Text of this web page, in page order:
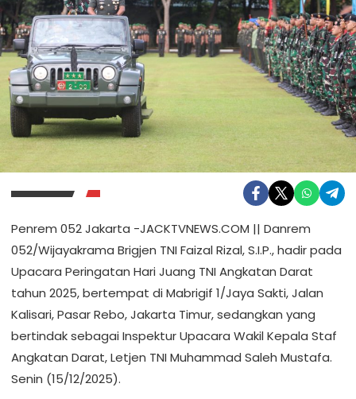
Penrem 052 Jakarta -JACKTVNEWS.COM || Danrem
052/Wijayakrama Brigjen TNI Faizal Rizal, S.I.P., hadir pada
Upacara Peringatan Hari Juang TNI Angkatan Darat
tahun 2025, bertempat di Mabrigif 1/Jaya Sakti, Jalan
Kalisari, Pasar Rebo, Jakarta Timur, sedangkan yang
bertindak sebagai Inspektur Upacara Wakil Kepala Staf
Angkatan Darat, Letjen TNI Muhammad Saleh Mustafa.
Senin (15/12/2025).